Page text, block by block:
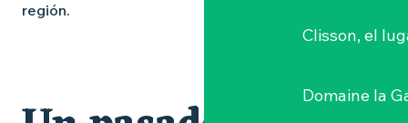
Clisson, el
Domaine la
región.